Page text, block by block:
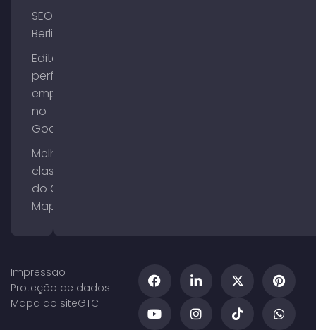
SEO
Berlim
Editar o
perfil da
empresa
no
Google
Melhorar a
classificação
do Google
Maps
Impressão
Proteção de dados
Mapa do siteGTC